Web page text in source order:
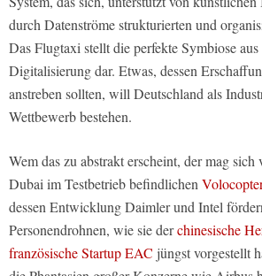
durch Datenströme strukturierten und
Das Flugtaxi stellt die perfekte Symbiose
Digitalisierung dar. Etwas, dessen
anstreben sollten, will Deutschland als
Wettbewerb bestehen.
Wem das zu abstrakt erscheint, der mag
Dubai im Testbetrieb befindlichen
dessen Entwicklung Daimler und Intel
Personendrohnen, wie sie derchinesische
französische Startup EAC jüngst vorgestellt